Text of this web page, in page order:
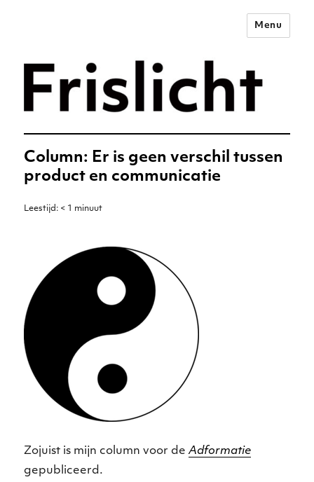
Merkstrategie voor het
digitale tijdperk –
Frislicht
Menu
Column: Er is geen verschil tussen
product en communicatie
Leestijd: < 1 minuut
Zojuist is mijn column voor deAdformatie
gepubliceerd.